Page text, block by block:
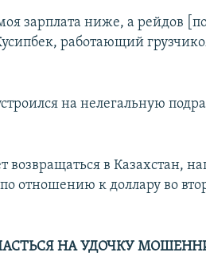
зарплата ниже, а рейдов
работающий
на нелегальную
возвращаться в Казахстан,
отношению к доллару во
НА УДОЧКУ